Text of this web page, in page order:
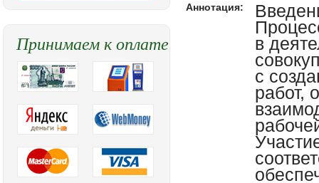
Аннотация:
в
с
работ,
Принимаем к оплате